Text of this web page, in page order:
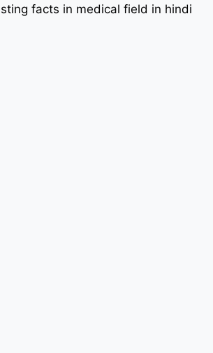
facts in medical field in hindi